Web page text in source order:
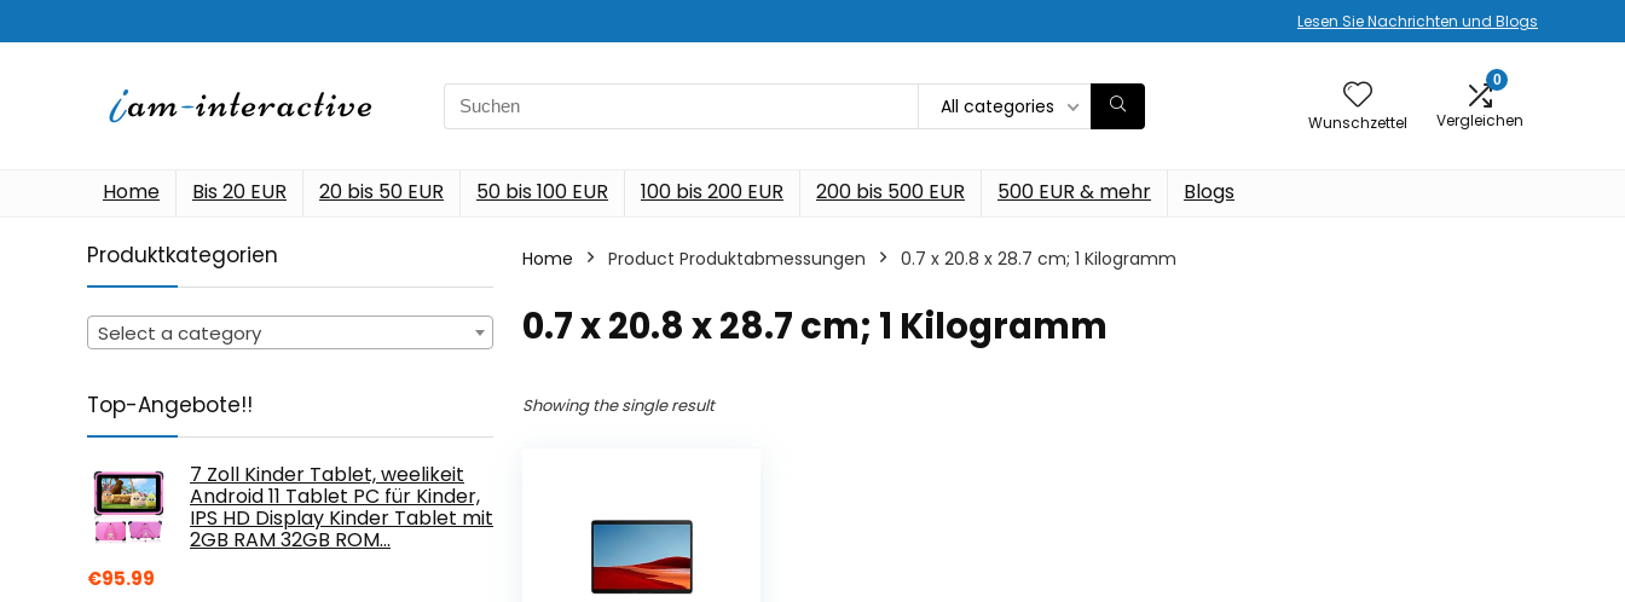
Lesen Sie Nachrichten und Blogs
Search
for:
All categories
Wunschzettel
0
Vergleichen
Home Bis 20 EUR 20 bis 50 EUR 50 bis 100 EUR 100 bis 200 EUR 200 bis 500 EUR 500 EUR & mehr Blogs
Produktkategorien
Select a category
Top-Angebote!!
7 Zoll Kinder Tablet, weelikeit
Android 11 Tablet PC für Kinder,
IPS HD Display Kinder Tablet mit
2GB RAM 32GB ROM…
€95.99
Home Product Produktabmessungen ‎0.7 x 20.8 x 28.7 cm; 1 Kilogramm
‎0.7 x 20.8 x 28.7 cm; 1 Kilogramm
Showing the single result